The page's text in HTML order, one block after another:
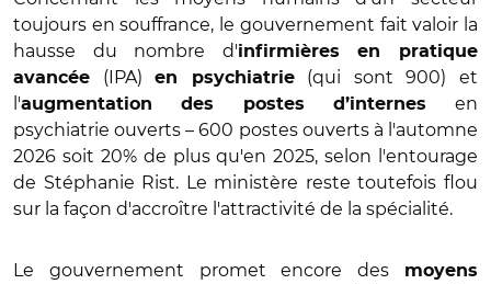
toujours en souffrance, le gouvernement fait valoir la
hausse du nombre d'infirmières en pratique
avancée (IPA)en psychiatrie(qui sont 900) et
l'augmentation des postes d’internes en
psychiatrie ouverts – 600 postes ouverts à l'automne
2026 soit 20% de plus qu'en 2025, selon l'entourage
de Stéphanie Rist. Le ministère reste toutefois flou
sur la façon d'accroître l'attractivité de la spécialité.
Le gouvernement promet encore des
moyens